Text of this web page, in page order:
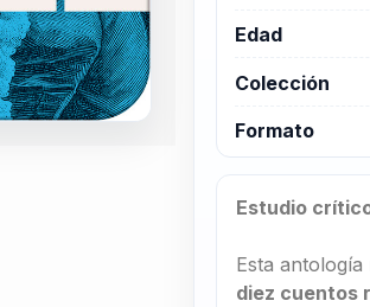
Edad
Colección
Formato
Estudio
Esta antología
diez cuentos